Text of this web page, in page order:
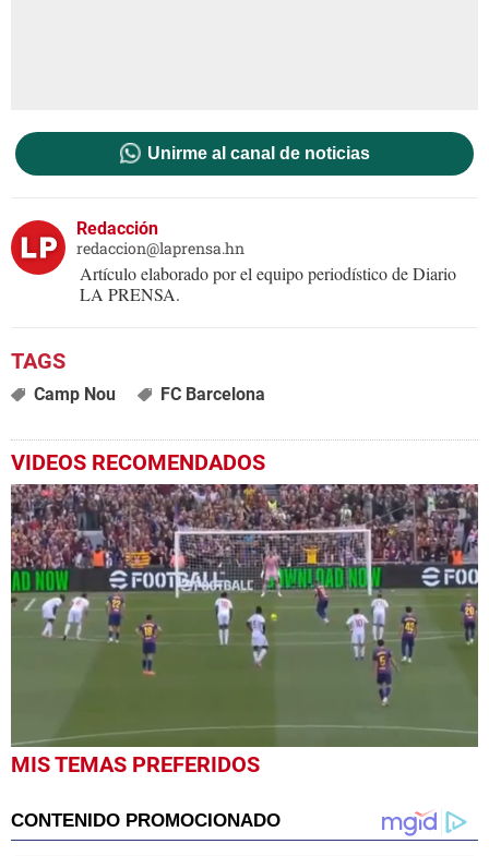
Unirme al canal de noticias
Redacción
redaccion@laprensa.hn
Artículo elaborado por el equipo periodístico de Diario
LA PRENSA.
Camp Nou FC Barcelona
VIDEOS RECOMENDADOS
0
seconds
minute,
37
MIS TEMAS PREFERIDOS